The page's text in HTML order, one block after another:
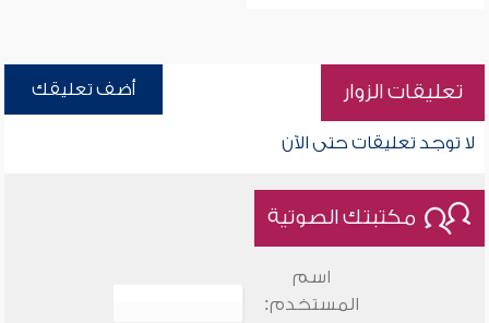
تعليقات الزوار أضف تعليقك
لا توجد تعليقات حتى الآن
مكتبتك الصوتية
اسم
المستخدم: